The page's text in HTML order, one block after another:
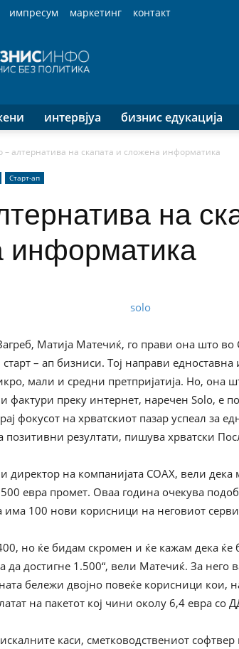
импресум маркетинг
контакт
Инфо
интервјуа бизнис едукација
– алтернатива на скапата и сложена информатика
Старт-ап
на
информатика
Матија Матечиќ, го прави она што во
– ап бизниси. Тој направи
мали и средни претпријатија. Но, она
фактури преку интернет, наречен Solo, е
фокусот на хрватскиот пазар успеал за
позитивни резултати, пишува хрватски
директор на компанијата COAX, вели дека
евра промет. Оваа година очекува
има 100 нови корисници на неговиот
но ќе бидам скромен и ќе кажам дека ќе
да достигне 1.500“, вели Матечиќ. За него
бележи двојно повеќе корисници кои,
на пакетот кој чини околу 6,4 евра со
каси, сметководствениот софтвер